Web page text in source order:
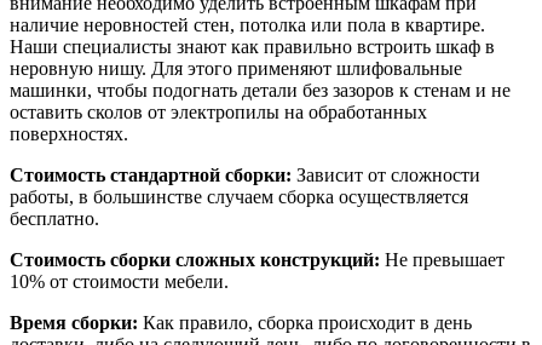
наличие неровностей стен, потолка или пола в квартире.
Наши специалисты знают как правильно встроить шкаф в
неровную нишу. Для этого применяют шлифовальные
машинки, чтобы подогнать детали без зазоров к стенам и не
оставить сколов от электропилы на обработанных
поверхностях.
Стоимость стандартной сборки: Зависит от сложности
работы, в большинстве случаем сборка осуществляется
бесплатно.
Стоимость сборки сложных конструкций: Не превышает
10% от стоимости мебели.
Время сборки: Как правило, сборка происходит в день